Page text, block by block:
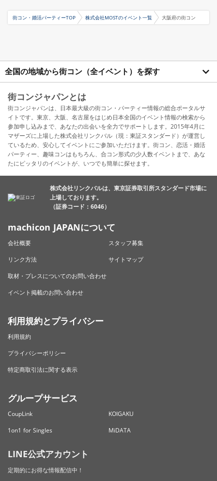
街コン・婚活パーティーTOP 株式会社MOSTのイベント一覧 大阪府の街コン
全国の地域から街コン（全イベント）を探す
街コンジャパンとは
街コンジャパンは、日本最大級の街コン・パーティー情報の総合ポータルサ
イトです。東京、大阪、名古屋をはじめ日本全国のイベント情報の検索から
参加申し込みまで、あなたの出会いを全力でサポートします。2015年4月に
マザーズに上場した株式会社リンクバル（現：東証スタンダード）が運営し
ているため、安心してイベントにご参加いただけます。街コン、恋活・婚活
パーティー、趣味コンはもちろん、合コン形式の少人数イベントまで、あな
たにピッタリのイベントが、いつでも簡単に探せます。
株式会社リンクバルは、東京証券取引所スタンダード市場に
上場しております。
（証券コード：6046）
machicon JAPANについて
会社概要
スタッフ募集
リンク方法
サイトマップ
取材・プレスについてのお問い合わせ
イベント掲載のお問い合わせ
利用規約とプライバシー
利用規約
プライバシーポリシー
特定商取引法に関する表示
グループサービス
CoupLink
KOIGAKU
1on1 for Singles
MiDATA
LINE公式アカウント
定期的にお得な情報配信中！